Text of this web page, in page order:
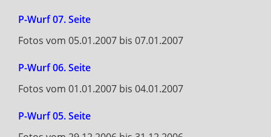
P-Wurf 07. Seite
Fotos vom 05.01.2007 bis 07.01.2007
P-Wurf 06. Seite
Fotos vom 01.01.2007 bis 04.01.2007
P-Wurf 05. Seite